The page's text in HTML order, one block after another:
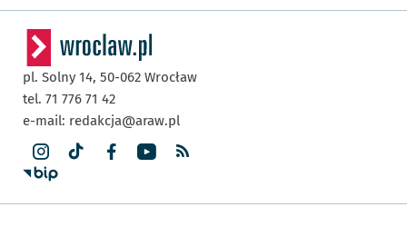
pl. Solny 14, 50-062 Wrocław
tel. 71 776 71 42
e-mail: redakcja@araw.pl